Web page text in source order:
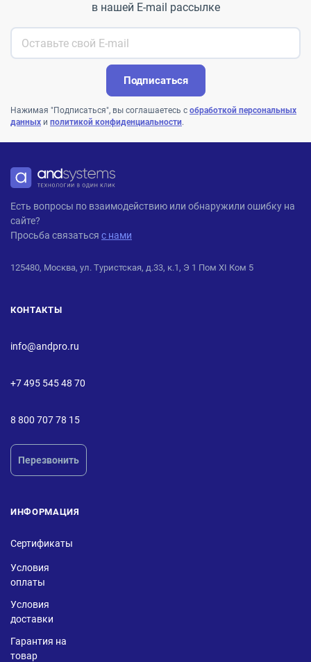
в нашей E-mail рассылке
Подписаться
Нажимая "Подписаться", вы соглашаетесь с обработкой персональных
данных и политикой конфиденциальности.
ANDPRO
Есть вопросы по взаимодействию или обнаружили ошибку на
сайте?
Просьба связаться с нами
125480, Москва, ул. Туристская, д.33, к.1, Э 1 Пом XI Ком 5
КОНТАКТЫ
info@andpro.ru
+7 495 545 48 70
8 800 707 78 15
Перезвонить
ИНФОРМАЦИЯ
Сертификаты
Условия
оплаты
Условия
доставки
Гарантия на
товар